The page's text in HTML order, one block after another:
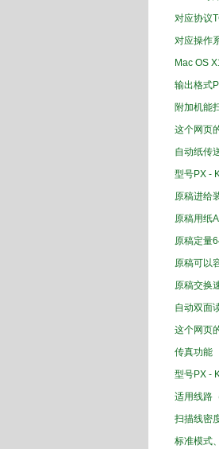
对应协议
对应操作
MacOSX
输出格式
附加机能
这个网页
自动纸传
型号PX-
原稿进给
原稿用纸
原稿定量
原稿可以
原稿交换
自动双面
这个网页
传真功能
型号PX-
适用线路
扫描线密
标准模式、